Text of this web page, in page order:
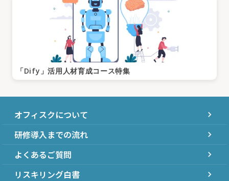
「Dify」活用人材育成コース特集
オフィスクについて chevron_right
研修導入までの流れ chevron_right
よくあるご質問 chevron_right
リスキリング白書 chevron_right